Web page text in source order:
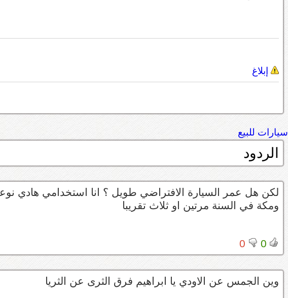
إبلاغ
سيارات للبيع
الردود
لكن هل عمر السيارة الافتراضي طويل ؟ انا استخدامي هادي
ومكة في السنة مرتين او ثلاث تقريبا
0
0
وين الجمس عن الاودي يا ابراهيم فرق الثرى عن الثريا